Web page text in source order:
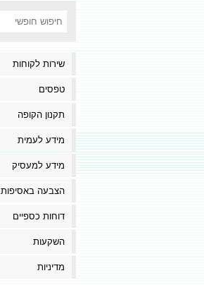
שירות לקוחות
טפסים
תקנון הקופה
מידע לעמית
מידע למעסיק
הצבעה באסיפות
דוחות כספיים
השקעות
מדיניות